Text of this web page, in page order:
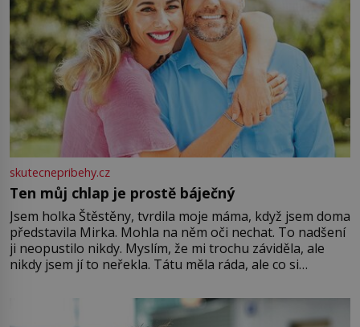
skutecnepribehy.cz
Ten můj chlap je prostě báječný
Jsem holka Štěstěny, tvrdila moje máma, když jsem doma
představila Mirka. Mohla na něm oči nechat. To nadšení
ji neopustilo nikdy. Myslím, že mi trochu záviděla, ale
nikdy jsem jí to neřekla. Tátu měla ráda, ale co si
Jsme spolu moc rádi Tehdy byla jiná doba, když